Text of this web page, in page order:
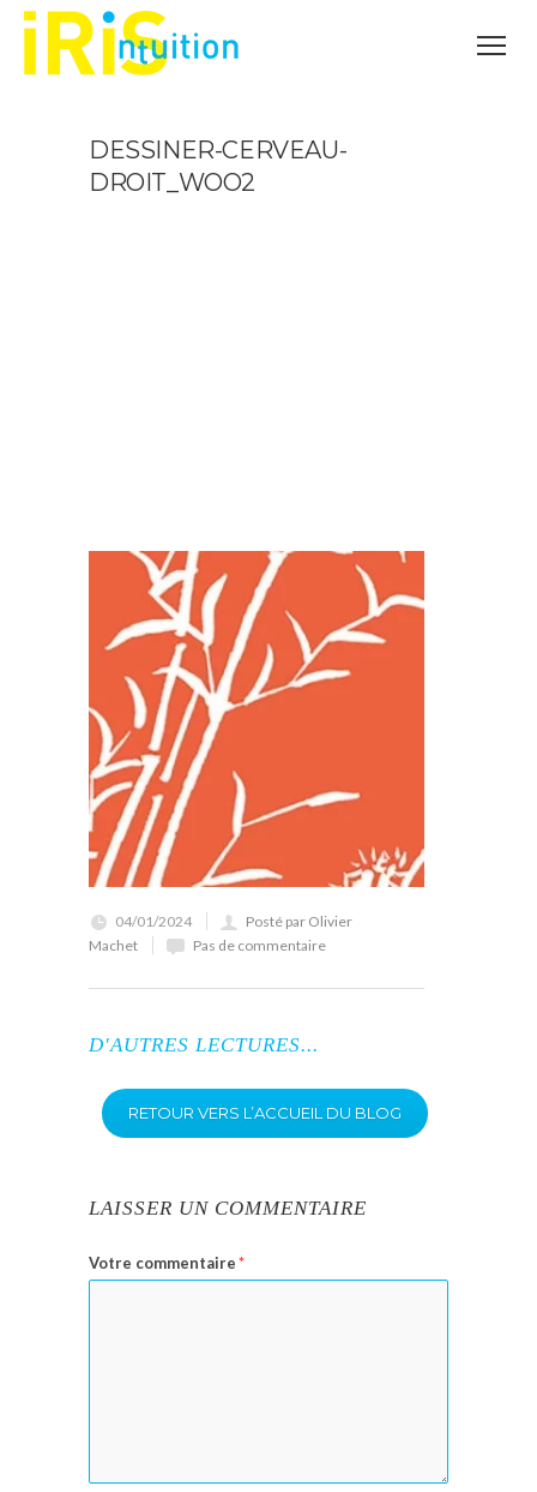
DESSINER-CERVEAU-
DROIT_WOO2
04/01/2024
Posté par Olivier
Machet
Pas de commentaire
D'AUTRES LECTURES...
RETOUR VERS L’ACCUEIL DU BLOG
LAISSER UN COMMENTAIRE
Votre commentaire*